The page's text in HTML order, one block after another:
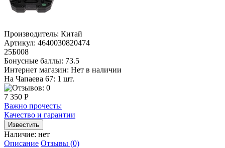
Производитель: Китай
Артикул: 4640030820474
25Б008
Бонусные баллы: 73.5
Интернет магазин: Нет в наличии
На Чапаева 67: 1 шт.
7 350 Р
Важно прочесть:
Качество и гарантии
Наличие: нет
Описание Отзывы (0)